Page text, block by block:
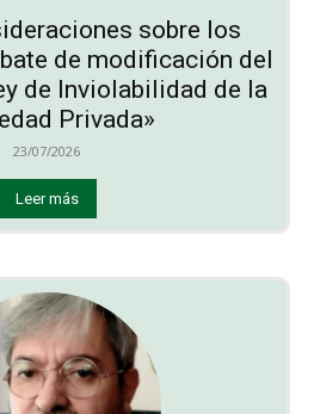
sobre los
de modificación del
de Inviolabilidad de la
Privada»
23/07/2026
Leer más